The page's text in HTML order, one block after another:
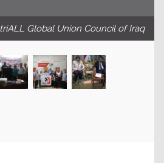
Global Union Council of Iraq